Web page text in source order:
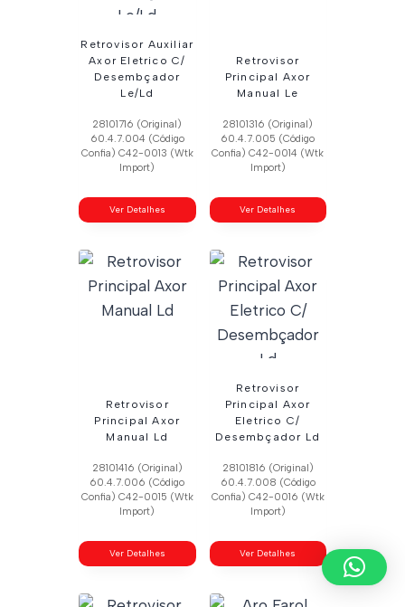
Retrovisor Auxiliar
Axor Eletrico C/
Desembçador
Le/Ld
28101716 (Original)
60.4.7.004 (Código
Confia) C42-0013 (Wtk
Import)
Ver Detalhes
Retrovisor
Principal Axor
Manual Le
28101316 (Original)
60.4.7.005 (Código
Confia) C42-0014 (Wtk
Import)
Ver Detalhes
Retrovisor
Principal Axor
Manual Ld
28101416 (Original)
60.4.7.006 (Código
Confia) C42-0015 (Wtk
Import)
Ver Detalhes
Retrovisor
Principal Axor
Eletrico C/
Desembçador Ld
28101816 (Original)
60.4.7.008 (Código
Confia) C42-0016 (Wtk
Import)
Ver Detalhes